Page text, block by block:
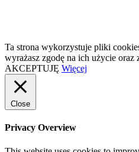
Ta strona wykorzystuje pliki
wyrażasz zgodę na ich użycie oraz
AKCEPTUJĘ Więcej
Close
Privacy Overview